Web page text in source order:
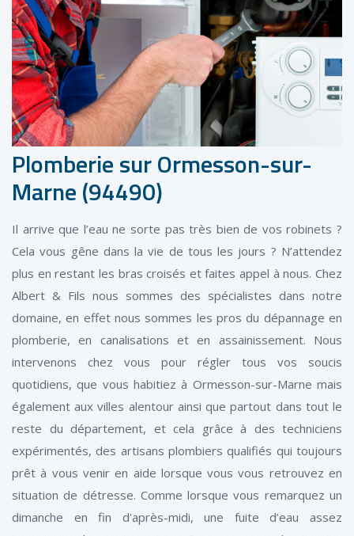
Plomberie sur Ormesson-sur-
Marne (94490)
Il arrive que l’eau ne sorte pas très bien de vos robinets ?
Cela vous gêne dans la vie de tous les jours ? N’attendez
plus en restant les bras croisés et faites appel à nous. Chez
Albert & Fils nous sommes des spécialistes dans notre
domaine, en effet nous sommes les pros du dépannage en
plomberie, en canalisations et en assainissement. Nous
intervenons chez vous pour régler tous vos soucis
quotidiens, que vous habitiez à Ormesson-sur-Marne mais
également aux villes alentour ainsi que partout dans tout le
reste du département, et cela grâce à des techniciens
expérimentés, des artisans plombiers qualifiés qui toujours
prêt à vous venir en aide lorsque vous vous retrouvez en
situation de détresse. Comme lorsque vous remarquez un
dimanche en fin d'après-midi, une fuite d’eau assez